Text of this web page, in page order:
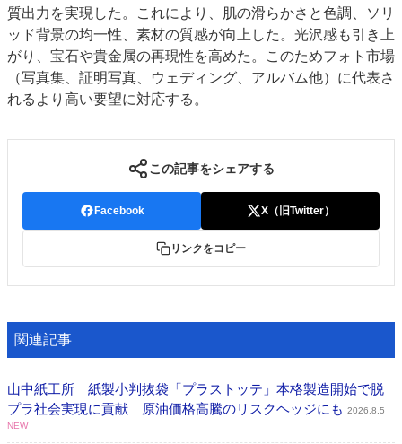
質出力を実現した。これにより、肌の滑らかさと色調、ソリ
ッド背景の均一性、素材の質感が向上した。光沢感も引き上
がり、宝石や貴金属の再現性を高めた。このためフォト市場
（写真集、証明写真、ウェディング、アルバム他）に代表さ
れるより高い要望に対応する。
この記事をシェアする
Facebook X（旧Twitter）
リンクをコピー
関連記事
山中紙工所 紙製小判抜袋「プラストッテ」本格製造開始で脱
プラ社会実現に貢献 原油価格高騰のリスクヘッジにも 2026.8.5
NEW